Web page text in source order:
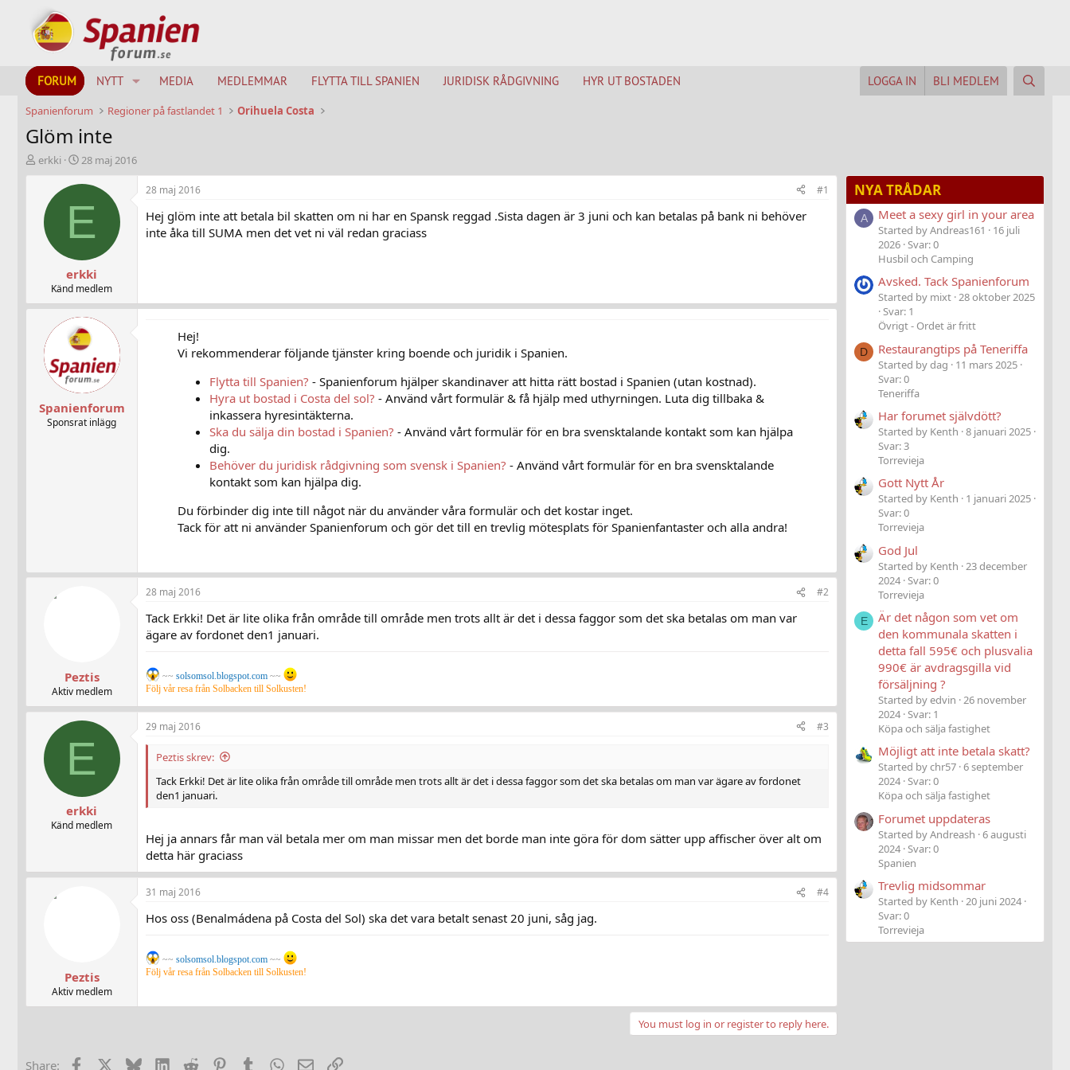
FORUM NYTT MEDIA MEDLEMMAR FLYTTA TILL SPANIEN JURIDISK RÅDGIVNING HYR UT BOSTADEN LOGGA IN BLI MEDLEM
Spanienforum Regioner på fastlandet 1 Orihuela Costa
Glöm inte
T
h
t
erkki
S
t
a
t
d
t
u
m
28 maj 2016
E
erkki
Känd medlem
28 maj 2016 #1
Hej glöm inte att betala bil skatten om ni har en Spansk reggad .Sista dagen är 3 juni och kan betalas på bank ni behöver
inte åka till SUMA men det vet ni väl redan graciass
Spanienforum
Sponsrat inlägg
Hej!
Vi rekommenderar följande tjänster kring boende och juridik i Spanien.
Flytta till Spanien? - Spanienforum hjälper skandinaver att hitta rätt bostad i Spanien (utan kostnad).
Hyra ut bostad i Costa del sol? - Använd vårt formulär & få hjälp med uthyrningen. Luta dig tillbaka &
inkassera hyresintäkterna.
Ska du sälja din bostad i Spanien? - Använd vårt formulär för en bra svensktalande kontakt som kan hjälpa
dig.
Behöver du juridisk rådgivning som svensk i Spanien? - Använd vårt formulär för en bra svensktalande
kontakt som kan hjälpa dig.
Du förbinder dig inte till något när du använder våra formulär och det kostar inget.
Tack för att ni använder Spanienforum och gör det till en trevlig mötesplats för Spanienfantaster och alla andra!
Peztis
Aktiv medlem
28 maj 2016 #2
Tack Erkki! Det är lite olika från område till område men trots allt är det i dessa faggor som det ska betalas om man var
ägare av fordonet den1 januari.
~~ solsomsol.blogspot.com~~
Följ vår resa från Solbacken till Solkusten!
E
erkki
Känd medlem
29 maj 2016 #3
Peztis skrev:
Tack Erkki! Det är lite olika från område till område men trots allt är det i dessa faggor som det ska betalas om man var ägare av fordonet
den1 januari.
Hej ja annars får man väl betala mer om man missar men det borde man inte göra för dom sätter upp affischer över alt om
detta här graciass
Peztis
Aktiv medlem
31 maj 2016 #4
Hos oss (Benalmádena på Costa del Sol) ska det vara betalt senast 20 juni, såg jag.
~~ solsomsol.blogspot.com~~
Följ vår resa från Solbacken till Solkusten!
You must log in or register to reply here.
Share: Facebook BlueskyLinkedIn
Reddit PinterestTumblrWhatsApp
E-postLänk
NYA TRÅDAR
A Meet a sexy girl in your area
Started by Andreas161
16 juli
2026 Svar: 0
Husbil och Camping
Avsked. Tack Spanienforum
Started by mixt 28 oktober 2025
Svar: 1
Övrigt - Ordet är fritt
D Restaurangtips på Teneriffa
Started by dag
11 mars 2025
Svar: 0
Teneriffa
Har forumet självdött?
Started by Kenth 8 januari 2025
Svar: 3
Torrevieja
Gott Nytt År
Started by Kenth
1 januari 2025
Svar: 0
Torrevieja
God Jul
Started by Kenth 23 december
2024 Svar: 0
Torrevieja
E
Är det någon som vet om
den kommunala skatten i
detta fall 595€ och plusvalia
990€ är avdragsgilla vid
försäljning ?
Started by edvin 26 november
2024 Svar: 1
Köpa och sälja fastighet
Möjligt att inte betala skatt?
Started by chr57 6 september
2024 Svar: 0
Köpa och sälja fastighet
Forumet uppdateras
Started by Andreash 6 augusti
2024 Svar: 0
Spanien
Trevlig midsommar
Started by Kenth 20 juni 2024
Svar: 0
Torrevieja